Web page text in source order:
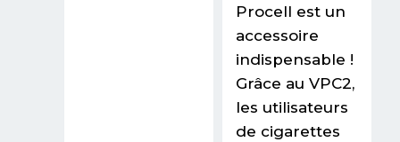
Procell est un
accessoire
indispensable !
Grâce au VPC2,
les utilisateurs
de cigarettes